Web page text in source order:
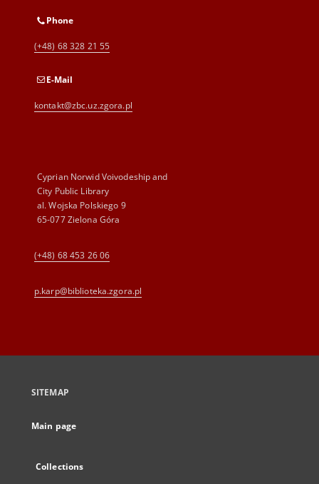
Phone
(+48) 68 328 21 55
E-Mail
kontakt@zbc.uz.zgora.pl
Cyprian Norwid Voivodeship and
City Public Library
al. Wojska Polskiego 9
65-077 Zielona Góra
(+48) 68 453 26 06
p.karp@biblioteka.zgora.pl
SITEMAP
Main page
Collections